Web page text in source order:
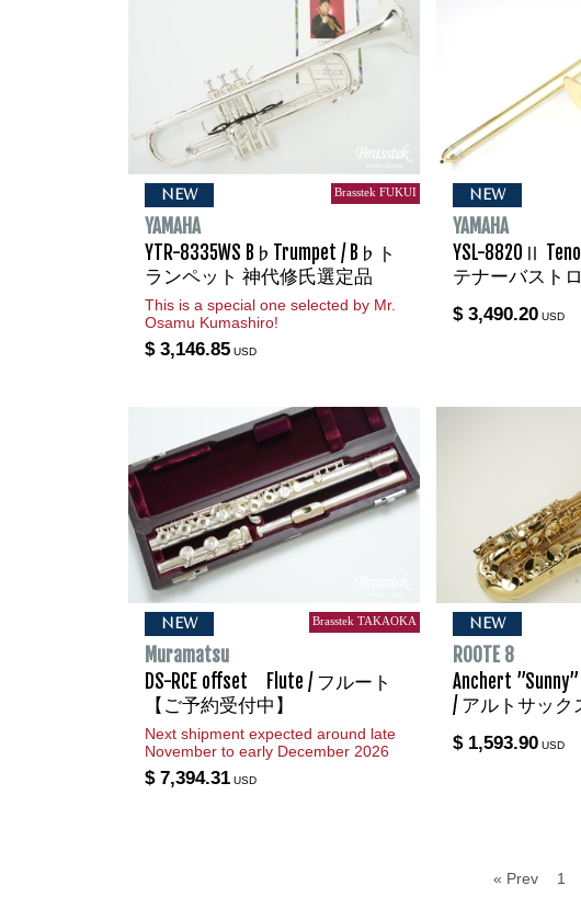
NEW Brasstek FUKUI
YAMAHA
YTR-8335WS B♭Trumpet / B♭ト
ランペット 神代修氏選定品
This is a special one selected by Mr.
Osamu Kumashiro!
$ 3,146.85 USD
NEW
YAMAHA
YSL-882OⅡ
テナーバスト
$ 3,490.20 USD
NEW Brasstek TAKAOKA
Muramatsu
DS-RCE offset Flute / フルート
【ご予約受付中】
Next shipment expected around late
November to early December 2026
$ 7,394.31 USD
NEW
ROOTE 8
Anchert
/ アルトサック
$ 1,593.90 USD
« Prev 1